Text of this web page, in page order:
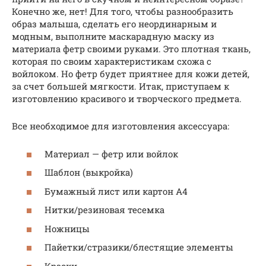
Конечно же, нет! Для того, чтобы разнообразить
образ малыша, сделать его неординарным и
модным, выполните маскарадную маску из
материала фетр своими руками. Это плотная ткань,
которая по своим характеристикам схожа с
войлоком. Но фетр будет приятнее для кожи детей,
за счет большей мягкости. Итак, приступаем к
изготовлению красивого и творческого предмета.
Все необходимое для изготовления аксессуара:
Материал — фетр или войлок
Шаблон (выкройка)
Бумажный лист или картон А4
Нитки/резиновая тесемка
Ножницы
Пайетки/стразики/блестящие элементы